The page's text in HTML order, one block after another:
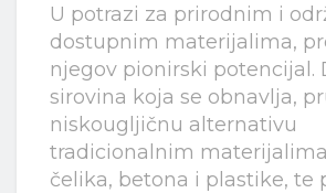
U potrazi za prirodnim i
dostupnim materijalima,
njegov pionirski potencijal.
sirovina koja se obnavlja,
niskougljičnu alternativu
tradicionalnim
čelika, betona i plastike, te